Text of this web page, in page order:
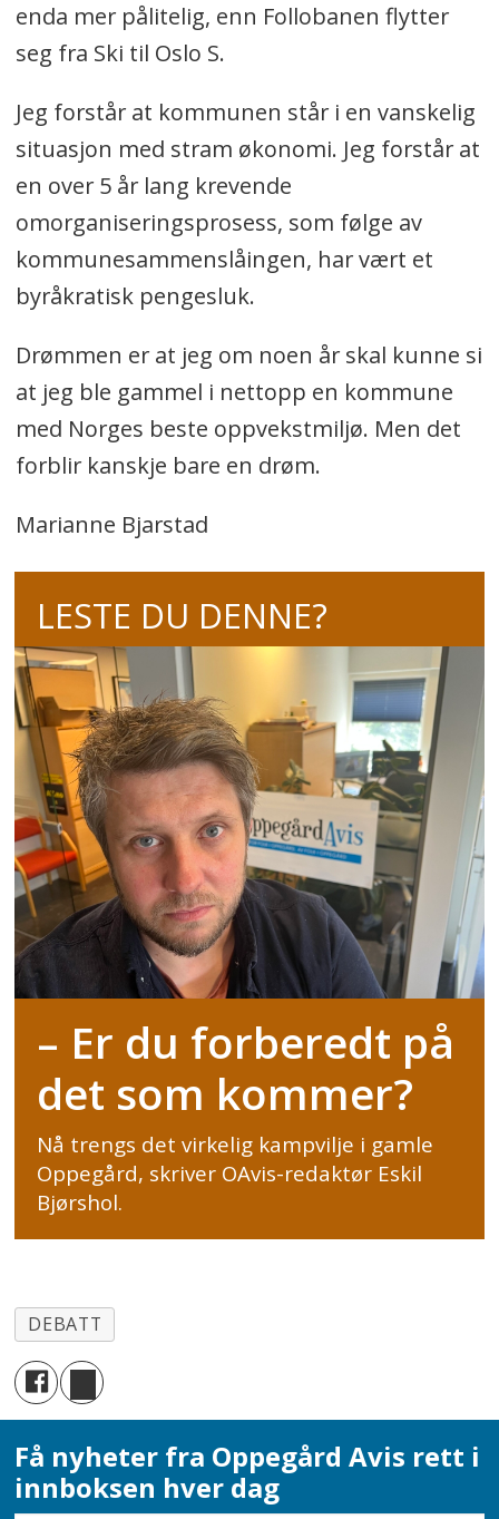
enda mer pålitelig, enn Follobanen flytter
seg fra Ski til Oslo S.
Jeg forstår at kommunen står i en vanskelig
situasjon med stram økonomi. Jeg forstår at
en over 5 år lang krevende
omorganiseringsprosess, som følge av
kommunesammenslåingen, har vært et
byråkratisk pengesluk.
Drømmen er at jeg om noen år skal kunne si
at jeg ble gammel i nettopp en kommune
med Norges beste oppvekstmiljø. Men det
forblir kanskje bare en drøm.
Marianne Bjarstad
LESTE DU DENNE?
– Er du forberedt på
det som kommer?
Nå trengs det virkelig kampvilje i gamle
Oppegård, skriver OAvis-redaktør Eskil
Bjørshol.
DEBATT
Få nyheter fra Oppegård Avis rett i
innboksen hver dag